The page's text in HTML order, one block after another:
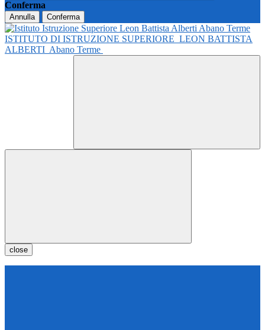
Conferma
Annulla Conferma
ISTITUTO DI ISTRUZIONE SUPERIORE LEON BATTISTA
ALBERTI Abano Terme
close